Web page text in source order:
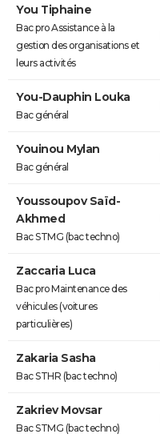
You Tiphaine
Bac pro Assistance à la
gestion des organisations et
leurs activités
You-Dauphin Louka
Bac général
Youinou Mylan
Bac général
Youssoupov Saïd-
Akhmed
Bac STMG (bac techno)
Zaccaria Luca
Bac pro Maintenance des
véhicules (voitures
particulières)
Zakaria Sasha
Bac STHR (bac techno)
Zakriev Movsar
Bac STMG (bac techno)